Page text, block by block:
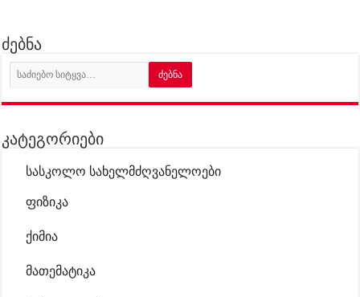
ძებნა
კატეგორიები
სასკოლო სახელმძღვანელოები
ფიზიკა
ქიმია
მათემატიკა